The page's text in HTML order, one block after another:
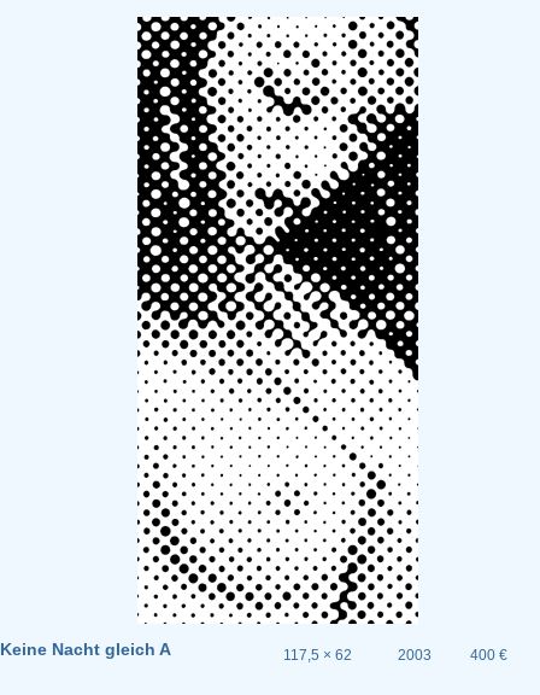
Keine Nacht gleich A 117,5 × 62 2003 400 €